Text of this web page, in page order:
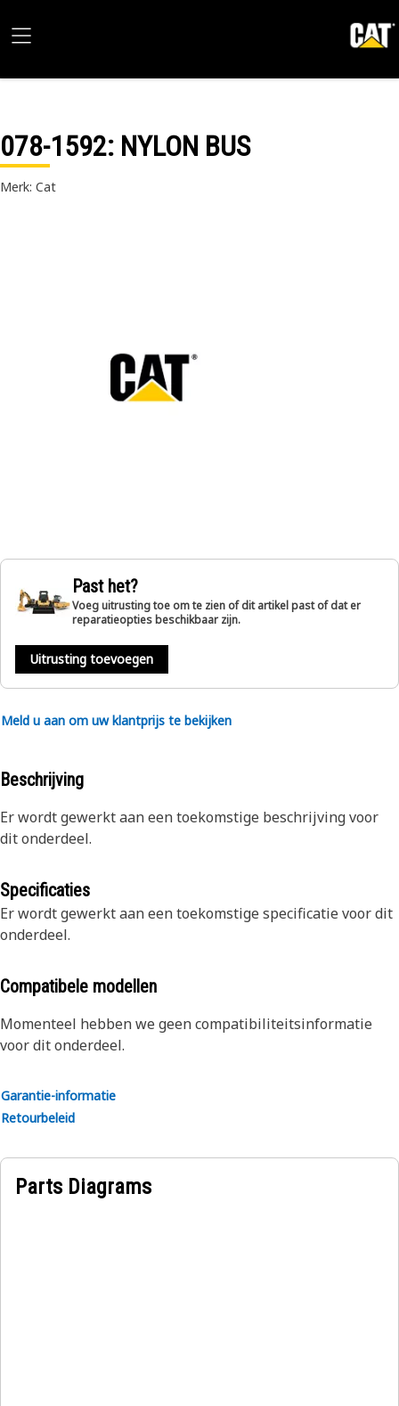
078-1592: NYLON BUS
Merk: Cat
Past het?
Voeg uitrusting toe om te zien of dit artikel past of dat er
reparatieopties beschikbaar zijn.
Uitrusting toevoegen
Meld u aan om uw klantprijs te bekijken
Beschrijving
Er wordt gewerkt aan een toekomstige beschrijving voor
dit onderdeel.
Specificaties
Er wordt gewerkt aan een toekomstige specificatie voor dit
onderdeel.
Compatibele modellen
Momenteel hebben we geen compatibiliteitsinformatie
voor dit onderdeel.
Garantie-informatie
Retourbeleid
Parts Diagrams